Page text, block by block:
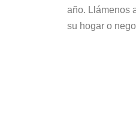
año. Llámenos
su hogar o